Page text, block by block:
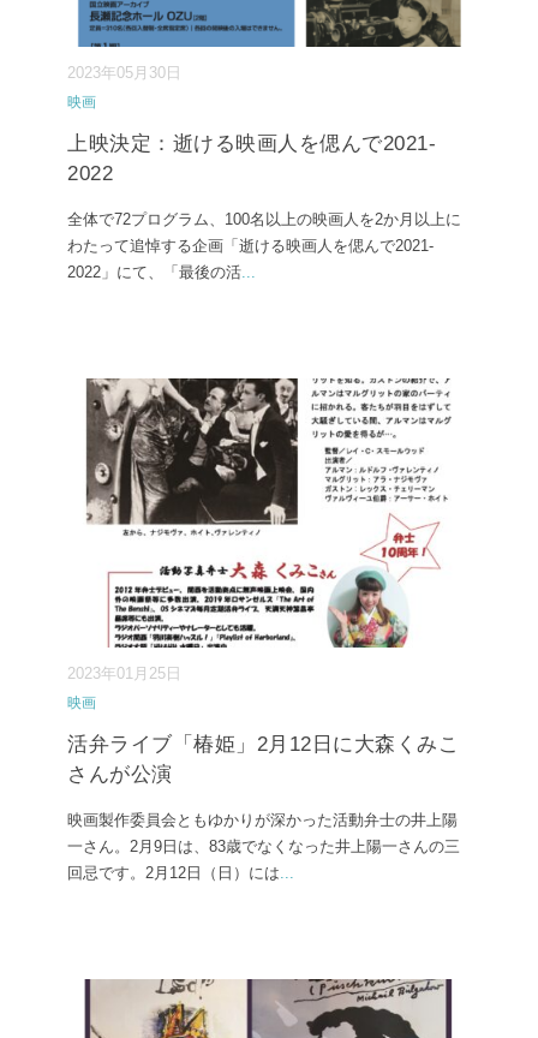
2023年05月30日
映画
上映決定：逝ける映画人を偲んで2021-
2022
全体で72プログラム、100名以上の映画人を2か月以上に
わたって追悼する企画「逝ける映画人を偲んで2021-
2022」にて、「最後の活
2023年01月25日
映画
活弁ライブ「椿姫」2月12日に大森くみこ
さんが公演
映画製作委員会ともゆかりが深かった活動弁士の井上陽
一さん。2月9日は、83歳でなくなった井上陽一さんの三
回忌です。2月12日（日）には